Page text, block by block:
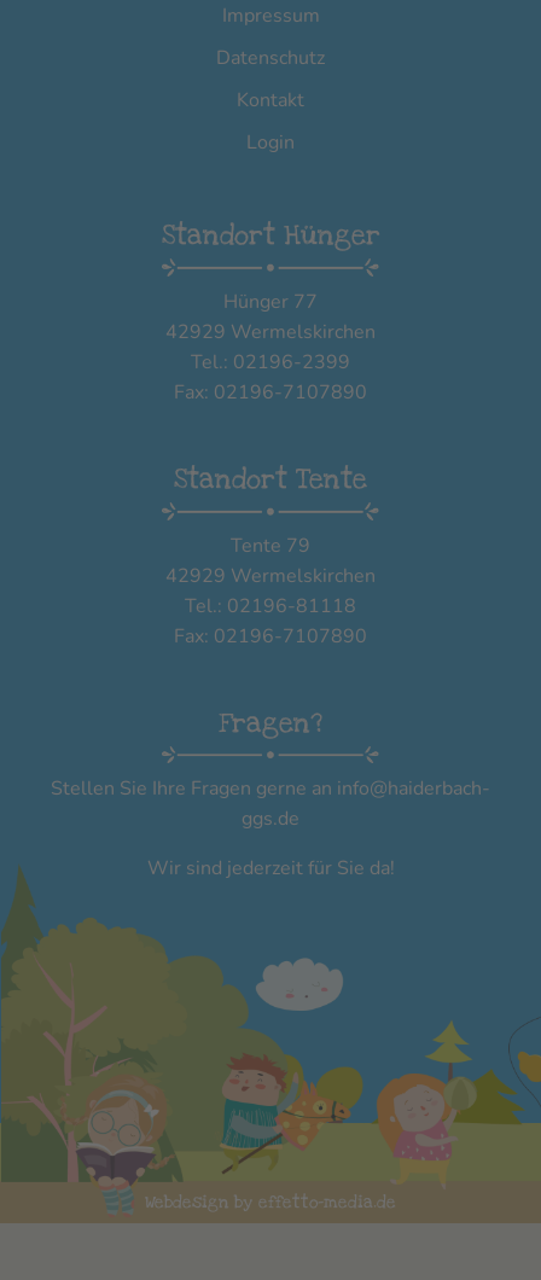
Impressum
Datenschutz
Kontakt
Login
Standort Hünger
Hünger 77
42929 Wermelskirchen
Tel.: 02196-2399
Fax: 02196-7107890
Standort Tente
Tente 79
42929 Wermelskirchen
Tel.: 02196-81118
Fax: 02196-7107890
Fragen?
Stellen Sie Ihre Fragen gerne an info@haiderbach-
ggs.de
Wir sind jederzeit für Sie da!
Webdesign by effetto-media.de